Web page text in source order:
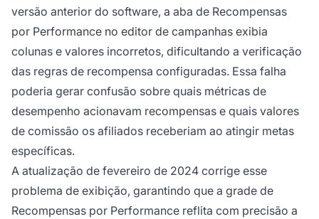
versão anterior do software, a aba de Recompensas
por Performance no editor de campanhas exibia
colunas e valores incorretos, dificultando a verificação
das regras de recompensa configuradas. Essa falha
poderia gerar confusão sobre quais métricas de
desempenho acionavam recompensas e quais valores
de comissão os afiliados receberiam ao atingir metas
específicas.
A atualização de fevereiro de 2024 corrige esse
problema de exibição, garantindo que a grade de
Recompensas por Performance reflita com precisão a